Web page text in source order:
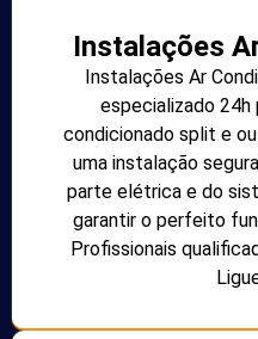
Instalações
Instalações Ar
especializado 24h
condicionado split e
uma instalação
parte elétrica e do
garantir o perfeito
Profissionais